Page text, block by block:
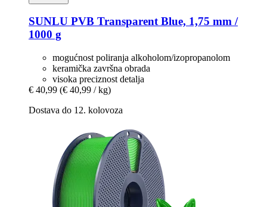
SUNLU PVB Transparent Blue, 1,75 mm /
1000 g
mogućnost poliranja alkoholom/izopropanolom
keramička završna obrada
visoka preciznost detalja
€ 40,99 (€ 40,99 / kg)
Dostava do 12. kolovoza